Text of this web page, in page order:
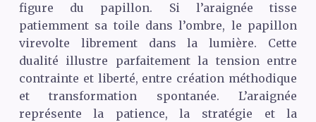
figure du papillon. Si l’araignée tisse
patiemment sa toile dans l’ombre, le papillon
virevolte librement dans la lumière. Cette
dualité illustre parfaitement la tension entre
contrainte et liberté, entre création méthodique
et transformation spontanée. L’araignée
représente la patience, la stratégie et la